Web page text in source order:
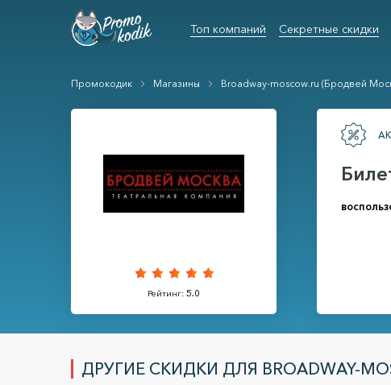
Топ компаний Секретные скидки
Промокодик Магазины Broadway-moscow.ru (Бродвей
Рейтинг: 5.0
ДРУГИЕ СКИДКИ ДЛЯ BROADWAY-